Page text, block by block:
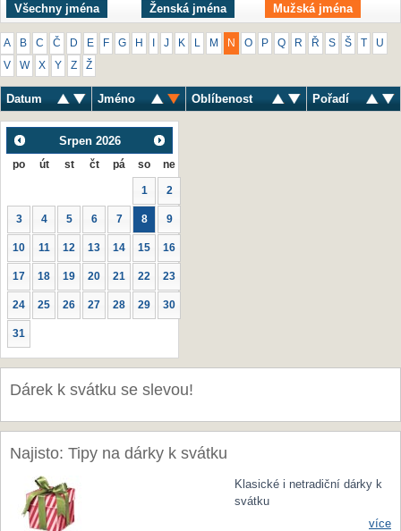
Všechny jména Ženská jména Mužská jména
A B C Č D E F G H J K M N O P Q R Ř S Š U
V W X Y Z Ž
Datum Jméno Oblíbenost Pořadí
Srpen 2026
po út st čt pá so ne
1 2
3 4 5 6 7 8 9
10 11 12 13 14 15 16
17 18 19 20 21 22 23
24 25 26 27 28 29 30
31
Dárek k svátku se slevou!
Najisto: Tipy na dárky k svátku
Klasické i netradiční dárky k
svátku
více